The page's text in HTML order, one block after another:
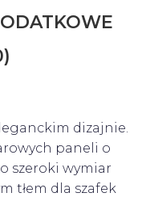
dizajnie.
paneli o
szeroki wymiar
tłem dla szafek